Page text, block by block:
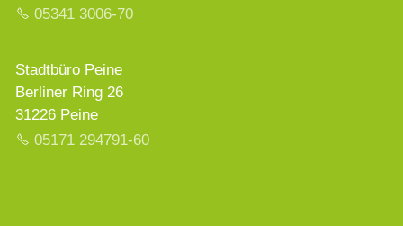
05341 3006-70
Stadtbüro Peine
Berliner Ring 26
31226 Peine
05171 294791-60